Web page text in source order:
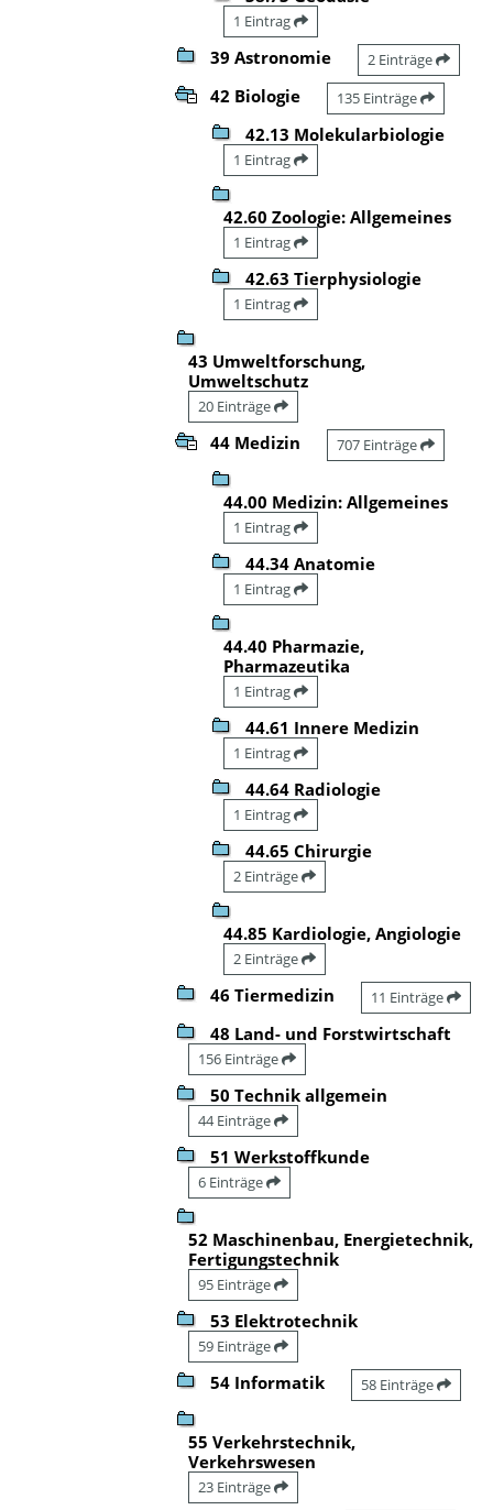
1 Eintrag
39 Astronomie 2 Einträge
42 Biologie 135 Einträge
42.13 Molekularbiologie
1 Eintrag
42.60 Zoologie: Allgemeines
1 Eintrag
42.63 Tierphysiologie
1 Eintrag
43 Umweltforschung,
Umweltschutz
20 Einträge
44 Medizin 707 Einträge
44.00 Medizin: Allgemeines
1 Eintrag
44.34 Anatomie
1 Eintrag
44.40 Pharmazie,
Pharmazeutika
1 Eintrag
44.61 Innere Medizin
1 Eintrag
44.64 Radiologie
1 Eintrag
44.65 Chirurgie
2 Einträge
44.85 Kardiologie, Angiologie
2 Einträge
46 Tiermedizin 11 Einträge
48 Land- und Forstwirtschaft
156 Einträge
50 Technik allgemein
44 Einträge
51 Werkstoffkunde
6 Einträge
52 Maschinenbau, Energietechnik,
Fertigungstechnik
95 Einträge
53 Elektrotechnik
59 Einträge
54 Informatik 58 Einträge
55 Verkehrstechnik,
Verkehrswesen
23 Einträge